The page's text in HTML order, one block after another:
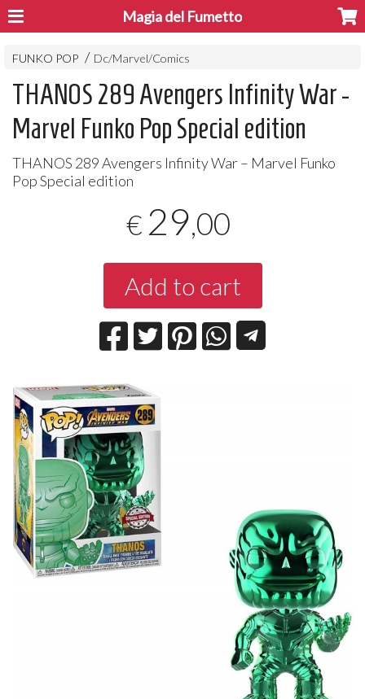
Magia del Fumetto
FUNKO POP Dc/Marvel/Comics
THANOS 289 Avengers Infinity War -
Marvel Funko Pop Special edition
THANOS 289 Avengers Infinity War – Marvel Funko
Pop Special edition
€ 29,00
Add to cart